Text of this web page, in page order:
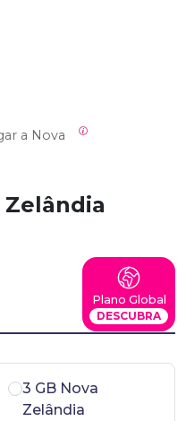
Zelândia
Plano Global
DESCUBRA
3 GB Nova
Zelândia